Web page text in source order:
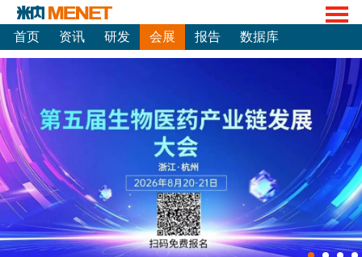
首页 资讯 研发 会展 报告 数据库